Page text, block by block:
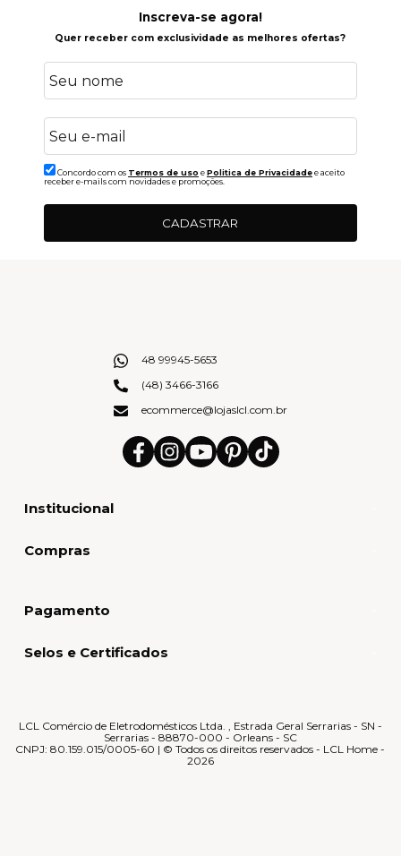
Inscreva-se agora!
Quer receber com exclusividade as melhores ofertas?
Concordo com os Termos de uso ePolitica de Privacidadee aceito
receber e-mails com novidades e promoções.
CADASTRAR
Institucional
Compras
48 99945-5653
(48) 3466-3166
ecommerce@lojaslcl.com.br
Pagamento
Selos e Certificados
LCL Comércio de Eletrodomésticos Ltda. , Estrada Geral Serrarias - SN -
Serrarias - 88870-000 - Orleans - SC
CNPJ: 80.159.015/0005-60 | © Todos os direitos reservados - LCL Home -
2026